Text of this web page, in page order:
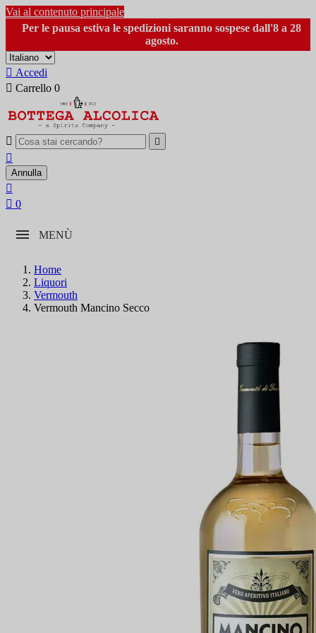
Vai al contenuto principale
Per le pausa estiva le spedizioni saranno sospese dall'8 a 28
agosto.
 Accedi
 Carrello 0
 

Annulla

 0
MENÙ
Home
Liquori
Vermouth
Vermouth Mancino Secco